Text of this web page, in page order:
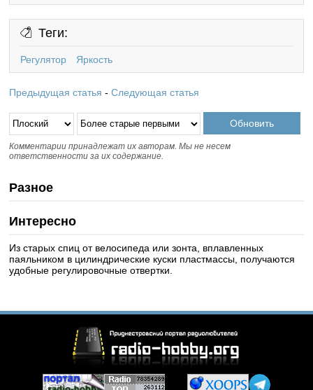
Теги:
Регулятор Яркость
Предыдущая статья -Следующая статья
Комментарии принадлежат их авторам. Мы не несем
ответственности за их содержание.
Разное
Интересно
Из старых спиц от велосипеда или зонта, вплавленных
паяльником в цилиндрические куски пластмассы, получаются
удобные регулировочные отвертки.